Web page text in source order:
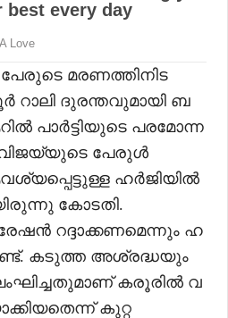
പേരുടെ മരണത്തിനിട
റാലി ദുരന്തവുമായി ബ
പാർട്ടിയുടെ പരമോന്ന
പേരുൾ
ഹർജിയിൽ
കോടതി.
റദ്ദാക്കണമെന്നും ഹ
കടുത്ത അശ്രദ്ധയും
കരൂരിൽ വ
കുറ്റ